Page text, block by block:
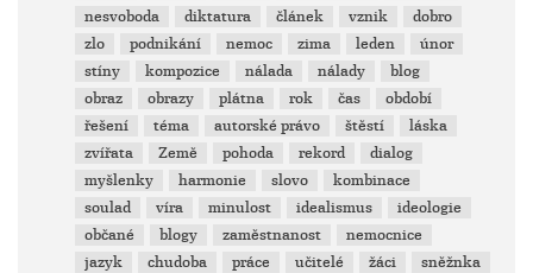
nesvoboda
diktatura článek vznik
dobro
zlo
podnikání nemoc zima leden
únor
stíny
kompozice nálada nálady
blog
obraz
obrazy plátna rok čas
období
řešení
téma autorské právo štěstí
láska
zvířata
Země pohoda rekord
dialog
myšlenky
harmonie slovo
kombinace
soulad
víra minulost idealismus
ideologie
občané
blogy zaměstnanost
nemocnice
jazyk
chudoba práce učitelé žáci
sněžnka